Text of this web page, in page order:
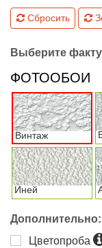
Сбросить
Выберите
ФОТООБОИ
Винтаж
Иней
Дополнительно:
Цветопроба